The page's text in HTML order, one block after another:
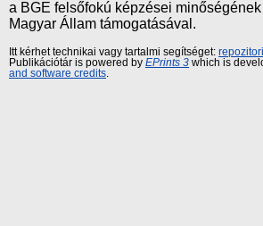
a BGE felsőfokú képzései
Magyar Állam támogatásával.
Itt kérhet technikai vagy tartalmi segítséget:
Publikációtár is powered by EPrints 3 which is
and software credits